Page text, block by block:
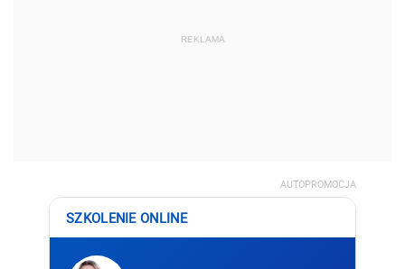
REKLAMA
AUTOPROMOCJA
SZKOLENIE ONLINE